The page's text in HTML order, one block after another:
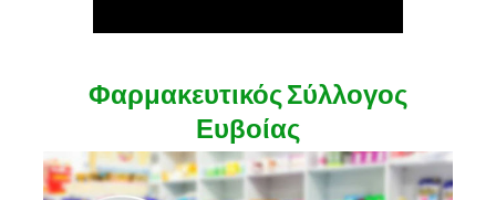
Φαρμακευτικός Σύλλογος
Ευβοίας